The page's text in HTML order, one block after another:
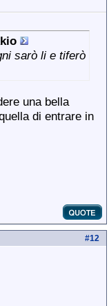
sarò li e tiferò
una bella
di entrare in
#12